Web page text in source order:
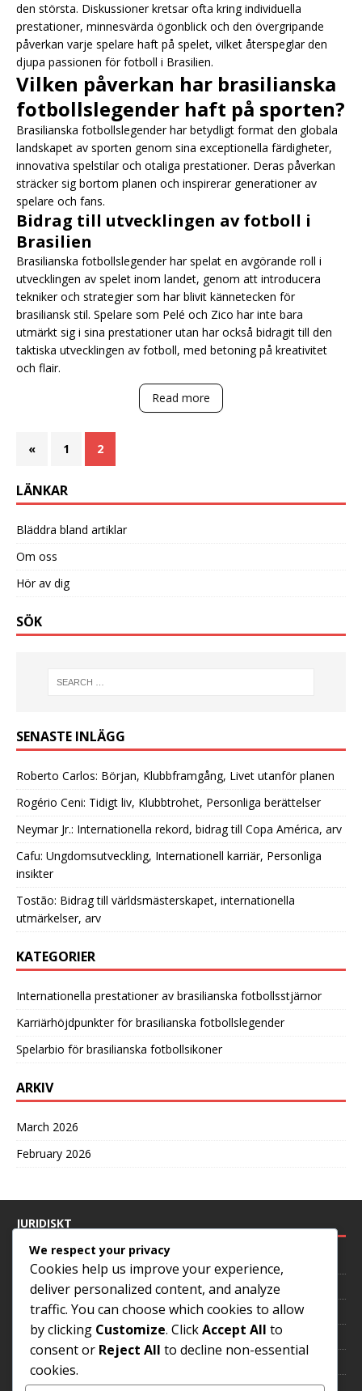
den största. Diskussioner kretsar ofta kring individuella
prestationer, minnesvärda ögonblick och den övergripande
påverkan varje spelare haft på spelet, vilket återspeglar den
djupa passionen för fotboll i Brasilien.
Vilken påverkan har brasilianska
fotbollslegender haft på sporten?
Brasilianska fotbollslegender har betydligt format den globala
landskapet av sporten genom sina exceptionella färdigheter,
innovativa spelstilar och otaliga prestationer. Deras påverkan
sträcker sig bortom planen och inspirerar generationer av
spelare och fans.
Bidrag till utvecklingen av fotboll i
Brasilien
Brasilianska fotbollslegender har spelat en avgörande roll i
utvecklingen av spelet inom landet, genom att introducera
tekniker och strategier som har blivit kännetecken för
brasiliansk stil. Spelare som Pelé och Zico har inte bara
utmärkt sig i sina prestationer utan har också bidragit till den
taktiska utvecklingen av fotboll, med betoning på kreativitet
och flair.
Read more
« 1 2
LÄNKAR
Bläddra bland artiklar
Om oss
Hör av dig
SÖK
SENASTE INLÄGG
Roberto Carlos: Början, Klubbframgång, Livet utanför planen
Rogério Ceni: Tidigt liv, Klubbtrohet, Personliga berättelser
Neymar Jr.: Internationella rekord, bidrag till Copa América, arv
Cafu: Ungdomsutveckling, Internationell karriär, Personliga
insikter
Tostão: Bidrag till världsmästerskapet, internationella
utmärkelser, arv
KATEGORIER
Internationella prestationer av brasilianska fotbollsstjärnor
Karriärhöjdpunkter för brasilianska fotbollslegender
Spelarbio för brasilianska fotbollsikoner
ARKIV
March 2026
February 2026
JURIDISKT
Dataskyddspolicy
Om oss
Cookies och spårning
Hör av dig
We respect your privacy
Cookies help us improve your experience,
deliver personalized content, and analyze
traffic. You can choose which cookies to allow
by clicking Customize. ClickAccept All to
consent or Reject All to decline non-essential
cookies.